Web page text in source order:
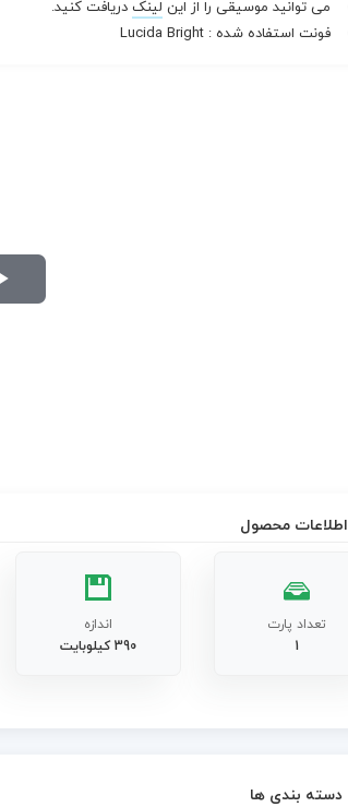
می توانید موسیقی را از این لینک دریافت کنید.
فونت استفاده شده : Lucida Bright
اطلاعات محصول
تعداد پارت
1
اندازه
390 کیلوبایت
دسته بندی ها